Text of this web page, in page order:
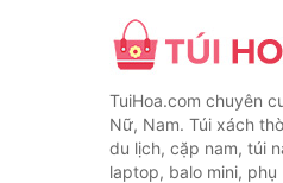
TuiHoa.com chuyên
Nữ, Nam. Túi xách
du lịch, cặp nam, túi
laptop, balo mini,